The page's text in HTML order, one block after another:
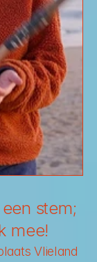
stem;
mee!
Vlieland